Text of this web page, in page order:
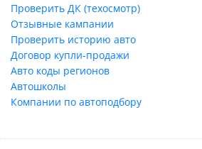
Проверить ДК (техосмотр)
Отзывные кампании
Проверить историю авто
Договор купли-продажи
Авто коды регионов
Автошколы
Компании по автоподбору